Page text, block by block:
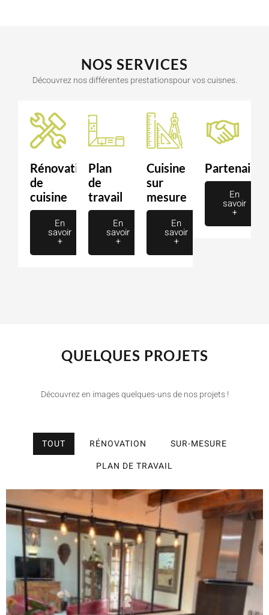
NOS SERVICES
Découvrez nos différentes prestationspour vos cuisnes.
Rénovation
de
cuisine
En
savoir
+
Plan
de
travail
En
savoir
+
Cuisine
sur
mesure
En
savoir
+
Partenaire
En
savoir
+
QUELQUES PROJETS
Découvrez en images quelques-uns de nos projets !
TOUT RÉNOVATION
SUR-MESURE
PLAN DE TRAVAIL